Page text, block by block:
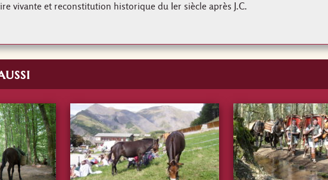
vivante et reconstitution historique du Ier siècle après J.C.